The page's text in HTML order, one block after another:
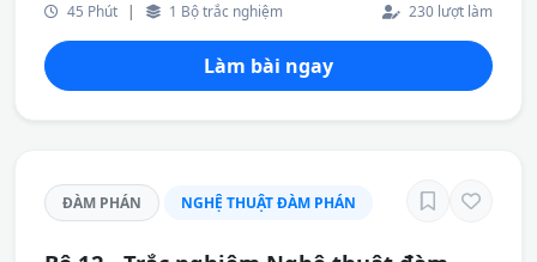
45 Phút | 1 Bộ trắc nghiệm 230 lượt làm
Làm bài ngay
ĐÀM PHÁN NGHỆ THUẬT ĐÀM PHÁN